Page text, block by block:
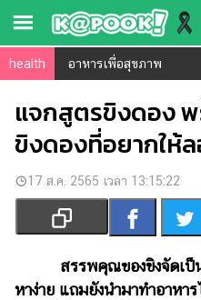
ข่าว-
ความ
รู้
ข่าว
บันเทิง
ตรวจ
หวย
health อาหารเพื่อสุขภาพ
แจกสูตรขิงดอง
ขิงดองที่อยากให้
17 ส.ค. 2565 เวลา 13:15:22
สรรพคุณของขิงจัดเป็น
หาง่าย แถมยังนำมาทำอาหา